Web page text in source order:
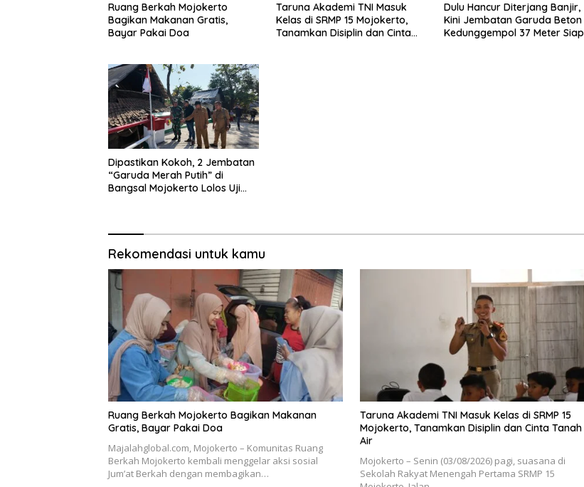
Ruang Berkah Mojokerto
Bagikan Makanan Gratis,
Bayar Pakai Doa
Taruna Akademi TNI Masuk
Kelas di SRMP 15 Mojokerto,
Tanamkan Disiplin dan Cinta
Dulu Hancur Diterjang Banjir,
Kini Jembatan Garuda Beton
Kedunggempol 37 Meter Siap
Dipastikan Kokoh, 2 Jembatan
“Garuda Merah Putih” di
Bangsal Mojokerto Lolos Uji
Rekomendasi untuk kamu
Ruang Berkah Mojokerto Bagikan Makanan
Gratis, Bayar Pakai Doa
Majalahglobal.com, Mojokerto – Komunitas Ruang
Berkah Mojokerto kembali menggelar aksi sosial
Jum’at Berkah dengan membagikan…
Taruna Akademi TNI Masuk Kelas di SRMP 15
Mojokerto, Tanamkan Disiplin dan Cinta Tanah
Air
Mojokerto – Senin (03/08/2026) pagi, suasana di
Sekolah Rakyat Menengah Pertama SRMP 15